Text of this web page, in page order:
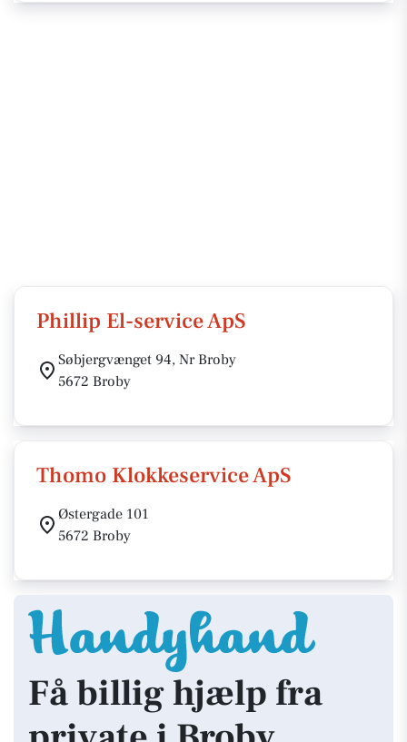
Phillip El-service ApS
Søbjergvænget 94, Nr Broby
5672 Broby
Thomo Klokkeservice ApS
Østergade 101
5672 Broby
Få billig hjælp fra